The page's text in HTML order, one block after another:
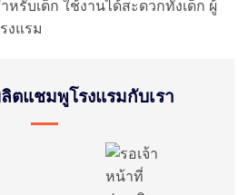
รับเด็ก ใช้งานได้สะดวกทั้งเด็ก ผู้
งแรม
ตแชมพูโรงแรมกับเรา